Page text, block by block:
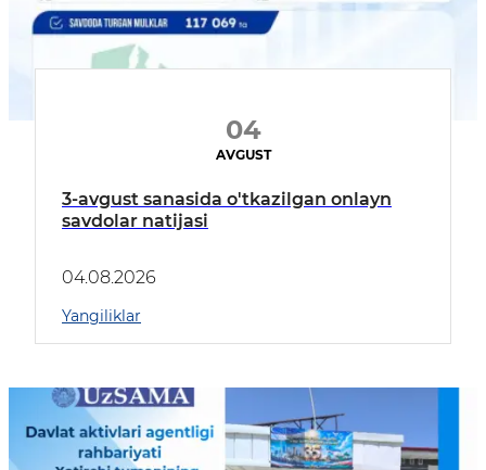
04
AVGUST
3-avgust sanasida o'tkazilgan onlayn
savdolar natijasi
04.08.2026
Yangiliklar